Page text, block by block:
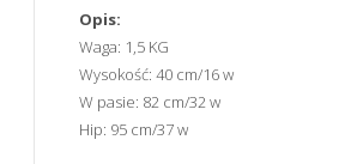
Opis:
Waga: 1,5 KG
Wysokość: 40 cm/16 w
W pasie: 82 cm/32 w
Hip: 95 cm/37 w